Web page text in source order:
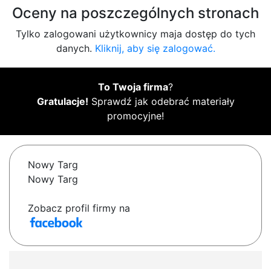
Oceny na poszczególnych stronach
Tylko zalogowani użytkownicy maja dostęp do tych
danych. Kliknij, aby się zalogować.
To Twoja firma?
Gratulacje! Sprawdź jak odebrać materiały
promocyjne!
Nowy Targ
Nowy Targ
Zobacz profil firmy na